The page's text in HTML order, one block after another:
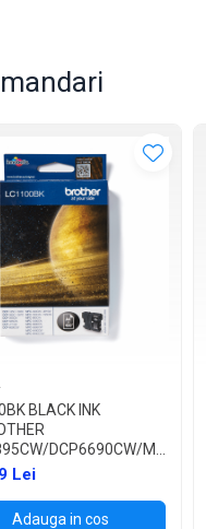
BLACK INK
DCP6690CW/
DCP-
585CW,MFC-
790CW (450 PAG)
Lei
Adauga in cos